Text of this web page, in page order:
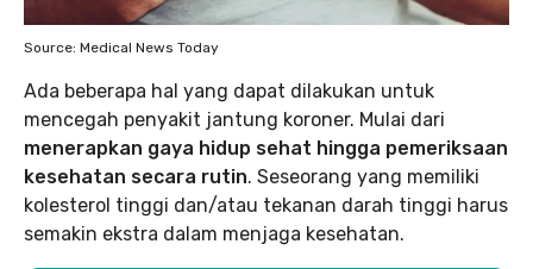
Source: Medical News Today
Ada beberapa hal yang dapat dilakukan untuk
mencegah penyakit jantung koroner. Mulai dari
menerapkan gaya hidup sehat hingga pemeriksaan
kesehatan secara rutin. Seseorang yang memiliki
kolesterol tinggi dan/atau tekanan darah tinggi harus
semakin ekstra dalam menjaga kesehatan.